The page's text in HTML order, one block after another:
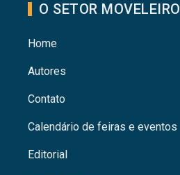
O SETOR MOVELEIRO
Home
Autores
Contato
Calendário de feiras e eventos
Editorial